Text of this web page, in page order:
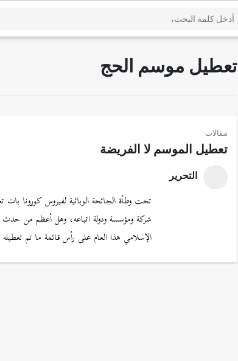
تعطيل موسم الحج
مقالات
تعطيل الموسم لا الفريضة
التحرير
تحت وطأة الجائحة الوبائية لفيروس كورونا
شركة ومؤسسة ودولة اتباعه، وهل أعظم من
الإسلامي هذا العام على رأس قائمة ما تم